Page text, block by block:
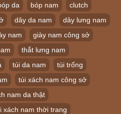
da bóp nam
clutch
dây da nam
dây lưng nam
nam
giày nam công sở
thắt lưng nam
túi da nam
túi trống
túi xách nam công sở
nam da thật
xách nam thời trang